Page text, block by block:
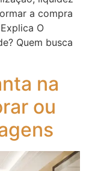
a compra
O
Quem busca
na
ou